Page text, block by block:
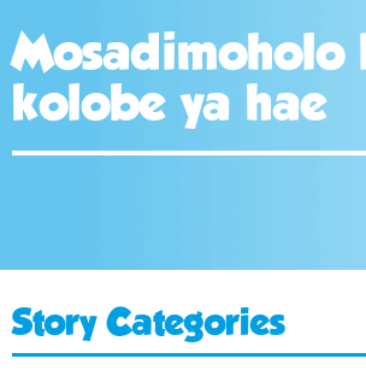
Mosadimoholo
kolobe ya hae
Story Categories